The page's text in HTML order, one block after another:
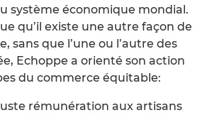
système économique mondial.
qu’il existe une autre façon de
sans que l’une ou l’autre des
Echoppe a orienté son action
du commerce équitable:
rémunération aux artisans